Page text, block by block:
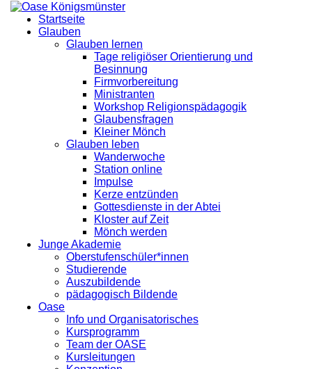
Startseite
Glauben
Glauben lernen
Tage religiöser Orientierung und
Besinnung
Firmvorbereitung
Ministranten
Workshop Religionspädagogik
Glaubensfragen
Kleiner Mönch
Glauben leben
Wanderwoche
Station online
Impulse
Kerze entzünden
Gottesdienste in der Abtei
Kloster auf Zeit
Mönch werden
Junge Akademie
Oberstufenschüler*innen
Studierende
Auszubildende
pädagogisch Bildende
Oase
Info und Organisatorisches
Kursprogramm
Team der OASE
Kursleitungen